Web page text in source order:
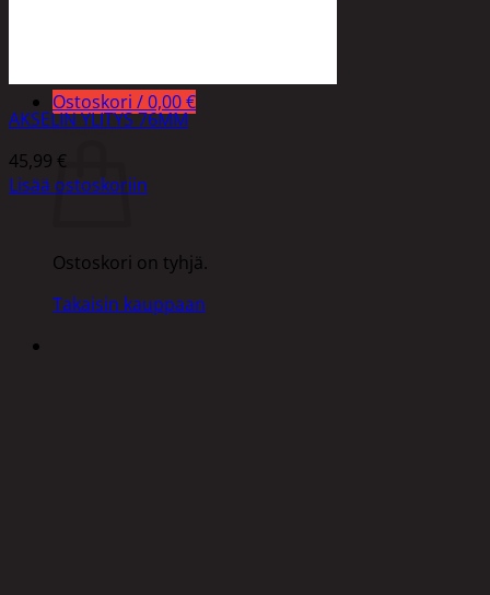
Ostoskori /0,00€
Ostoskori
Ostoskori on tyhjä.
Takaisin kauppaan
AKSELIN YLITYS 76MM
45,99 €
Lisää ostoskoriin